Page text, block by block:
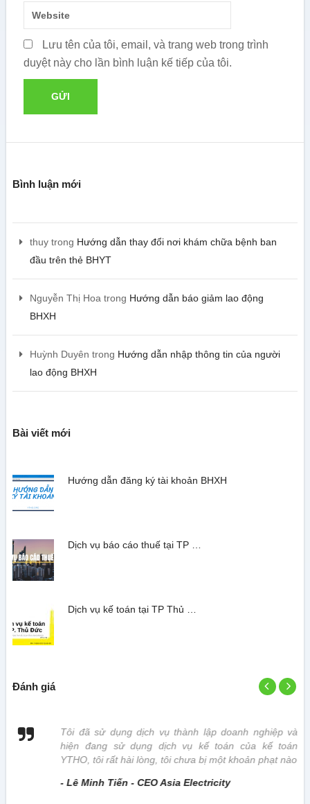
Lưu tên của tôi, email, và trang web trong trình
duyệt này cho lần bình luận kế tiếp của tôi.
Bình luận mới
thuytrong Hướng dẫn thay đổi nơi khám chữa bệnh ban
đầu trên thẻ BHYT
Nguyễn Thị Hoa trong Hướng dẫn báo giảm lao động
BHXH
Huỳnh Duyên trong Hướng dẫn nhập thông tin của người
lao động BHXH
Bài viết mới
Hướng dẫn đăng ký tài khoản BHXH
Dịch vụ báo cáo thuế tại TP …
Dịch vụ kế toán tại TP Thủ …
Đánh giá
Tôi đã sử dụng dịch vụ thành lập doanh nghiệp và
hiện đang sử dụng dịch vụ kế toán của kế toán
YTHO, tôi rất hài lòng, tôi chưa bị một khoản phạt nào
- Lê Minh Tiến - CEO Asia Electricity